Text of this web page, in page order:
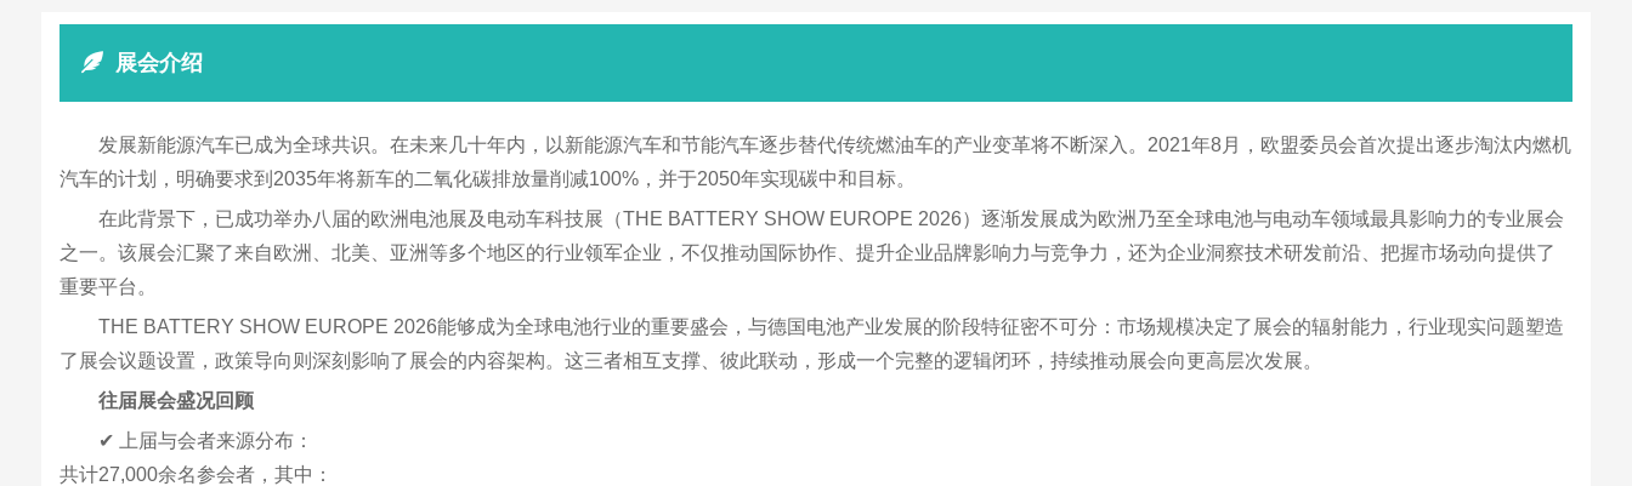
展会介绍
发展新能源汽车已成为全球共识。在未来几十年内，以新能源汽车和节能汽车逐步替代传统燃油车的产业变革将不断深入。2021年8月，欧盟委员会首次提出逐步淘汰内燃机
汽车的计划，明确要求到2035年将新车的二氧化碳排放量削减100%，并于2050年实现碳中和目标。
在此背景下，已成功举办八届的欧洲电池展及电动车科技展（THE BATTERY SHOW EUROPE 2026）逐渐发展成为欧洲乃至全球电池与电动车领域最具影响力的专业展会
之一。该展会汇聚了来自欧洲、北美、亚洲等多个地区的行业领军企业，不仅推动国际协作、提升企业品牌影响力与竞争力，还为企业洞察技术研发前沿、把握市场动向提供了
重要平台。
THE BATTERY SHOW EUROPE 2026能够成为全球电池行业的重要盛会，与德国电池产业发展的阶段特征密不可分：市场规模决定了展会的辐射能力，行业现实问题塑造
了展会议题设置，政策导向则深刻影响了展会的内容架构。这三者相互支撑、彼此联动，形成一个完整的逻辑闭环，持续推动展会向更高层次发展。
往届展会盛况回顾
✔ 上届与会者来源分布：
共计27,000余名参会者，其中：